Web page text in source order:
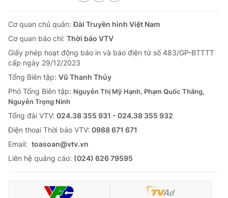
Cơ quan chủ quản:Đài Truyền hình Việt Nam
Cơ quan báo chí: Thời báo VTV
Giấy phép hoạt động báo in và báo điện tử số 483/GP-BTTTT
cấp ngày 29/12/2023
Tổng Biên tập: Vũ Thanh Thủy
Phó Tổng Biên tập: Nguyễn Thị Mỹ Hạnh, Phạm Quốc Thắng,
Nguyễn Trọng Ninh
Tổng đài VTV: 024.38 355 931 - 024.38 355 932
Ðiện thoại Thời báo VTV: 0988 671 671
Email: toasoan@vtv.vn
Liên hệ quảng cáo: (024) 626 79595